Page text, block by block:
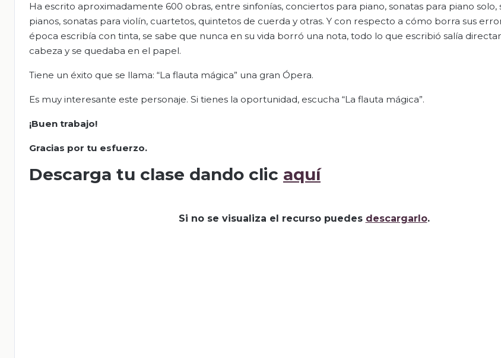
Ha escrito aproximadamente 600 obras, entre sinfonías, conciertos para piano, sonatas para piano solo,
pianos, sonatas para violín, cuartetos, quintetos de cuerda y otras. Y con respecto a cómo borra sus
época escribía con tinta, se sabe que nunca en su vida borró una nota, todo lo que escribió salía
cabeza y se quedaba en el papel.
Tiene un éxito que se llama: “La flauta mágica” una gran Ópera.
Es muy interesante este personaje. Si tienes la oportunidad, escucha “La flauta mágica”.
¡Buen trabajo!
Gracias por tu esfuerzo.
Descarga tu clase dando clic aquí
Si no se visualiza el recurso puedes descargarlo.